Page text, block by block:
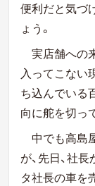
便利だと気づ
ょう。
実店舗への
入ってこない
ち込んでいる
向に舵を切っ
中でも高島
が、先日、社
タ社長の車を